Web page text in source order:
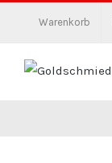
Warenkorb